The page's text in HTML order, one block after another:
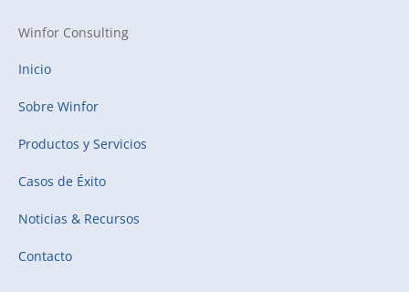
Winfor Consulting
Inicio
Sobre Winfor
Productos y Servicios
Casos de Éxito
Noticias & Recursos
Contacto